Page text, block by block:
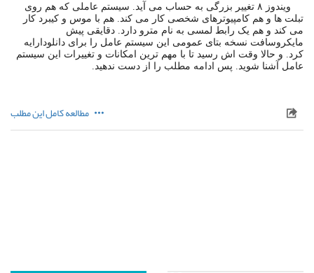
ویندوز ۸ تغییر بزرگی به حساب می آید. سیستم عاملی که هم روی
تبلت ها و هم کامپیوترهای شخصی کار می کند. هم با موس و کیبرد کار
می کند و هم یک رابط لمسی به نام مترو دارد. دقایقی پیش
مایکروسافت نسخه بتای عمومی این سیستم عامل را برای دانلودارایه
کرد. و حالا وقت اش رسید تا با مهم ترین امکانات و تغییرات این سیستم
عامل آشنا شوید. پس ادامه مطلب را از دست ندهید.
مطالعه کامل این مطلب